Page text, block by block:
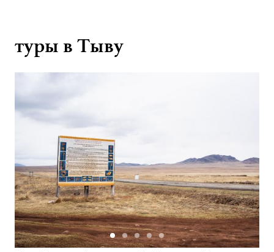
туры в Тыву